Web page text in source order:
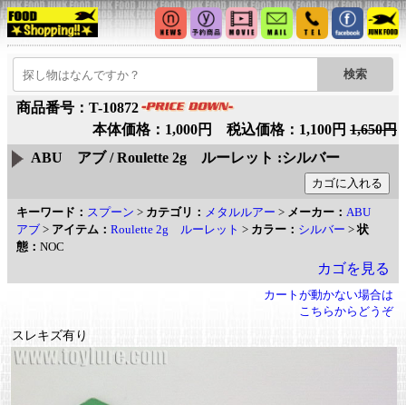
商品番号：T-10872
本体価格：1,000円 税込価格：1,100円 1,650円
ABU アブ / Roulette 2g ルーレット :シルバー
キーワード： スプーン > カテゴリ： メタルルアー > メーカー： ABU
アブ > アイテム： Roulette 2g ルーレット > カラー： シルバー >状
態： NOC
カゴを見る
カートが動かない場合は
こちらからどうぞ
スレキズ有り